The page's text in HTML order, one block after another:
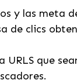
y las meta
de clics
URLS que